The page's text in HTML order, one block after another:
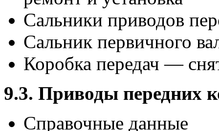
Сальники приводов
Сальник первичного
Коробка передач —
9.3. Приводы передних
Справочные данные